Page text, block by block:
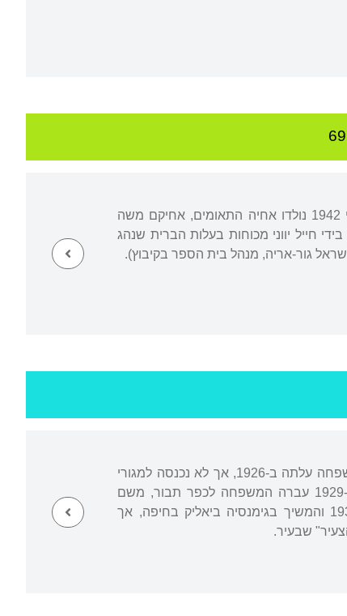
נולדה ברמת גן, בת למיכל (לבית הומינר, 1996-1908) ולוי רביקוביץ (1942-1909). ב-29 במאי 1942 נולדו אחיה התאומים, אחיקם משה
אביה למוות סמוך לביתם בידי חייל יווני מכוחות בעלות הברית שנהג
גור-אריה, מנהל בית הספר בקיבוץ).
נולד בפרנקפורט על נהר מיין כאשר הוריו, ילידי רוסיה, שהו בגרמניה בדרכם לארץ ישראל. המשפחה עלתה ב-1926, אך לא נכנסה למגורי
קבע, משום שהאב עבד כרופא במושבות. זמן-מה התחנך עוזר ב"חדר" מסורתי בירושלים. ב-1929 עברה המשפחה לכפר תבור, משם
למטולה וב-1930 לבנימינה. באותן מושבות למד בבתי הספר היסודיים המקומיים, סיים ב-1935 והמשיך בגימנסיה ביאליק בחיפה, אך